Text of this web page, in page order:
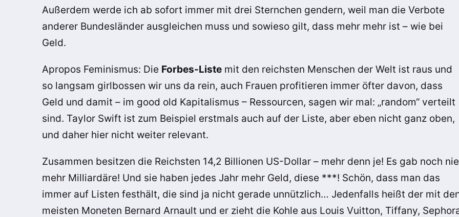
Außerdem werde ich ab sofort immer mit drei Sternchen gendern, weil man die Verbote
anderer Bundesländer ausgleichen muss und sowieso gilt, dass mehr mehr ist – wie bei
Geld.
Apropos Feminismus: Die Forbes-Liste mit den reichsten Menschen der Welt ist raus und
so langsam girlbossen wir uns da rein, auch Frauen profitieren immer öfter davon, dass
Geld und damit – im good old Kapitalismus – Ressourcen, sagen wir mal: „random“ verteilt
sind. Taylor Swift ist zum Beispiel erstmals auch auf der Liste, aber eben nicht ganz oben,
und daher hier nicht weiter relevant.
Zusammen besitzen die Reichsten 14,2 Billionen US-Dollar – mehr denn je! Es gab noch nie
mehr Milliardäre! Und sie haben jedes Jahr mehr Geld, diese ***! Schön, dass man das
immer auf Listen festhält, die sind ja nicht gerade unnützlich… Jedenfalls heißt der mit
meisten Moneten Bernard Arnault und er zieht die Kohle aus Louis Vuitton, Tiffany,